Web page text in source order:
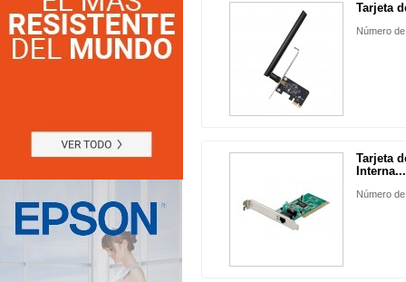
Tarjeta
Número
Tarjeta
Interna...
Número